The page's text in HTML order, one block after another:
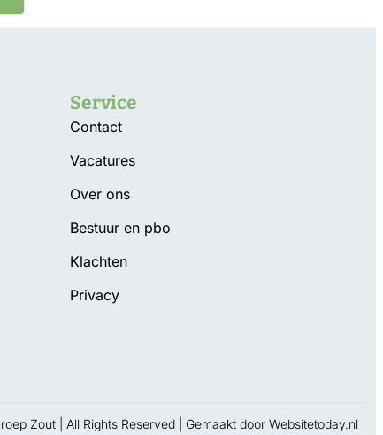
Service
Contact
Vacatures
Over ons
Bestuur en pbo
Klachten
Privacy
Zout | All Rights Reserved | Gemaakt door Websitetoday.nl